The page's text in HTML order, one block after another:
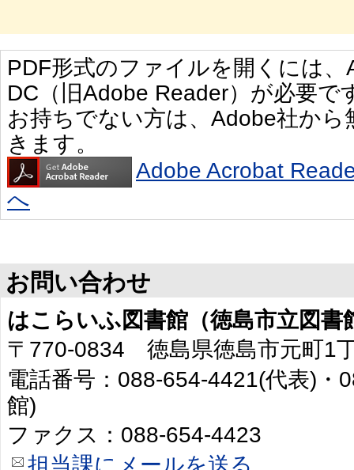
PDF形式のファイルを開くには
DC（旧Adobe Reader）が必要で
お持ちでない方は、Adobe社か
きます。
Adobe Acrobat
へ
お問い合わせ
はこらいふ図書館（徳島市立図書
〒770-0834 徳島県徳島市元町1
電話番号：088-654-4421(代表)・
館)
ファクス：088-654-4423
担当課にメールを送る